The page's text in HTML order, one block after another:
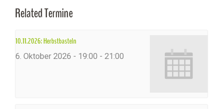
Related Termine
10.11.2026: Herbstbasteln
6. Oktober 2026 - 19:00 - 21:00